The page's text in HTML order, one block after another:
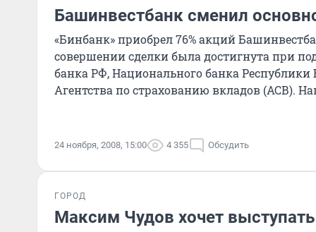
Башинвестбанк сменил
«Бинбанк» приобрел 76% акций
совершении сделки была достигнута при
банка РФ, Национального банка Республики
Агентства по страхованию вкладов (АСВ).
24 ноября, 2008, 15:00 4 355 Обсудить
ГОРОД
Максим Чудов хочет